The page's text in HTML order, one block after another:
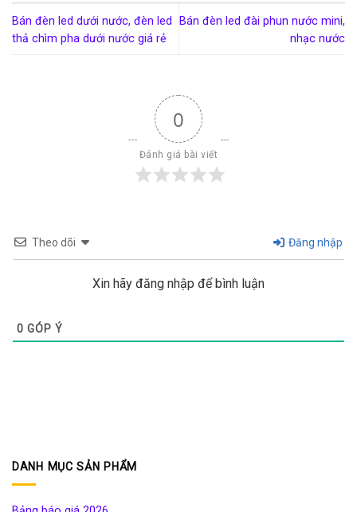
Bán đèn led dưới nước, đèn led
thả chìm pha dưới nước giá rẻ
Bán đèn led đài phun nước mini,
nhạc nước
0
Đánh giá bài viết
Theo dõi Đăng nhập
Xin hãy đăng nhập để bình luận
0 GÓP Ý
DANH MỤC SẢN PHẨM